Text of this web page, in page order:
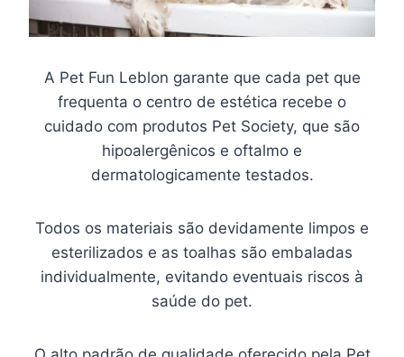
A Pet Fun Leblon garante que cada pet que
frequenta o centro de estética recebe o
cuidado com produtos Pet Society, que são
hipoalergênicos e oftalmo e
dermatologicamente testados.
Todos os materiais são devidamente limpos e
esterilizados e as toalhas são embaladas
individualmente, evitando eventuais riscos à
saúde do pet.